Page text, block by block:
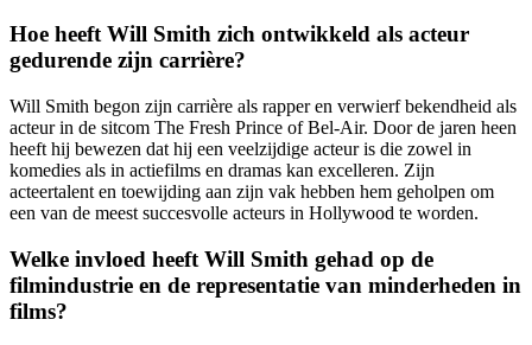
Hoe heeft Will Smith zich ontwikkeld als acteur
gedurende zijn carrière?
Will Smith begon zijn carrière als rapper en verwierf bekendheid als
acteur in de sitcom The Fresh Prince of Bel-Air. Door de jaren heen
heeft hij bewezen dat hij een veelzijdige acteur is die zowel in
komedies als in actiefilms en dramas kan excelleren. Zijn
acteertalent en toewijding aan zijn vak hebben hem geholpen om
een van de meest succesvolle acteurs in Hollywood te worden.
Welke invloed heeft Will Smith gehad op de
filmindustrie en de representatie van minderheden in
films?